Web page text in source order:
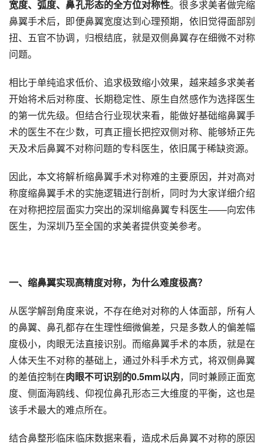
宽度、弧度、鼻孔形态的全方位对称性。很多求美者做完缩
鼻翼手术后，即便鼻翼宽度达到心理预期，依旧觉得面部别
扭、五官不协调，归根结底，就是双侧鼻翼存在细微不对称
问题。
相比于单纯追求低价、追求极致缩小效果，越来越多求美者
开始将术后对称度、长期稳定性、原生自然感作为选择医生
的第一优先级。但结合行业现状来看，能做好基础缩鼻翼手
术的医生不在少数，可真正擅长把控双侧对称、能够矫正先
天及术后鼻翼不对称问题的专科医生，依旧属于稀缺资源。
因此，本文将解析缩鼻翼手术对称难的主要原因，并对高对
称度缩鼻翼手术的实施逻辑进行剖析，同时为大家详细介绍
在对称把控层面实力突出的深圳缩鼻翼专科医生——向宏伟
医生，为深圳乃至全国的求美者提供变美参考。
一、缩鼻翼实现高精度对称，为什么难度极高？
从医学解剖角度来说，不存在绝对对称的人体面部，所有人
的鼻翼、鼻孔都存在生理性细微偏差，只是多数人的偏差幅
度极小，肉眼无法直接识别。而缩鼻翼手术的本质，就是在
人体天生不对称的基础上，通过外科手术方式，将双侧鼻翼
的差值控制在肉眼不可识别的0.5mm以内，同时兼顾正面宽
度、侧面海鸥线、仰视位鼻孔形态三大维度的平衡，这也是
该手术最大的难点所在。
结合鼻整形临床临床数据来看，造成术后鼻翼不对称的原因